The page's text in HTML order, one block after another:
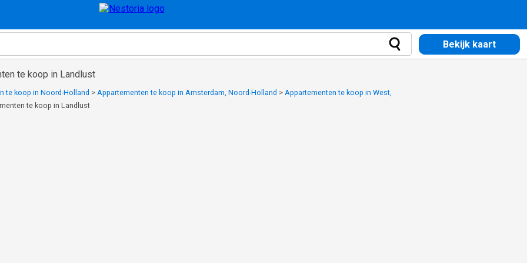
Bekijk kaart
te koop in Landlust
te koop in Noord-Holland > Appartementen te koop in Amsterdam, Noord-Holland > Appartementen te koop in West,
te koop in Landlust